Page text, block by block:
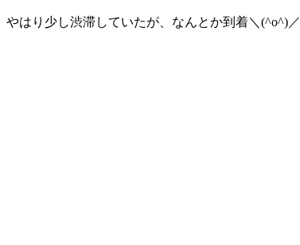
やはり少し渋滞していたが、なんとか到着＼(^o^)／